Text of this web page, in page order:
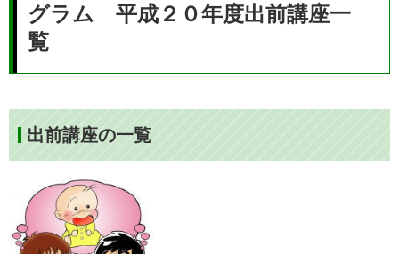
グラム 平成２０年度出前講座一
覧
出前講座の一覧